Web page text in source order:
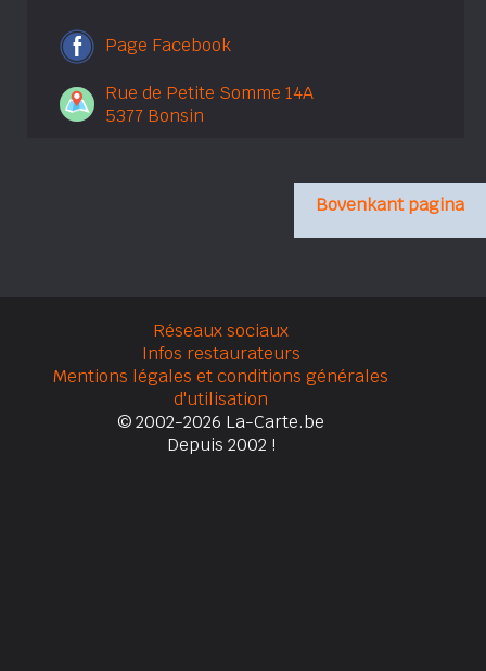
Page Facebook
Rue de Petite Somme 14A
5377 Bonsin
Bovenkant pagina
Réseaux sociaux
Infos restaurateurs
Mentions légales et conditions générales
d'utilisation
© 2002-2026 La-Carte.be
Depuis 2002 !